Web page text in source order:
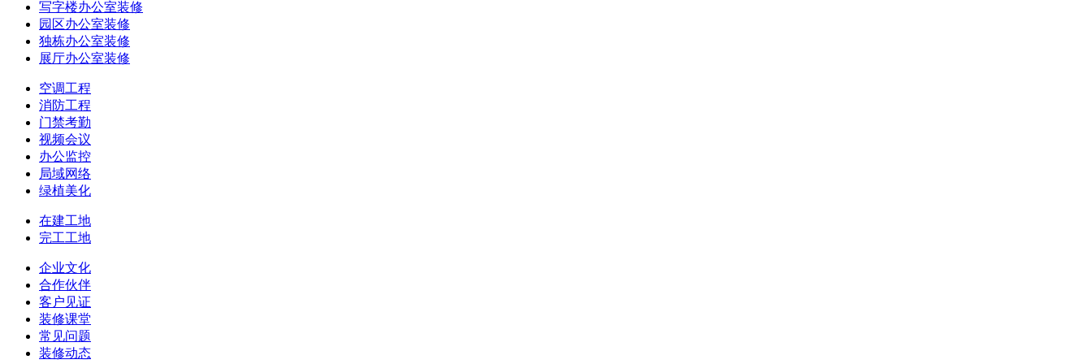
写字楼办公室装修
园区办公室装修
独栋办公室装修
展厅办公室装修
空调工程
消防工程
门禁考勤
视频会议
办公监控
局域网络
绿植美化
在建工地
完工工地
企业文化
合作伙伴
客户见证
装修课堂
常见问题
装修动态